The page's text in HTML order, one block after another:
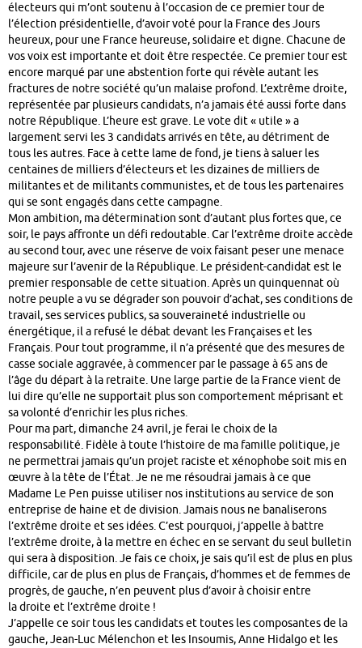
électeurs qui m’ont soutenu à l’occasion de ce premier tour de
l’élection présidentielle, d’avoir voté pour la France des Jours
heureux, pour une France heureuse, solidaire et digne. Chacune de
vos voix est importante et doit être respectée. Ce premier tour est
encore marqué par une abstention forte qui révèle autant les
fractures de notre société qu’un malaise profond. L’extrême droite,
représentée par plusieurs candidats, n’a jamais été aussi forte dans
notre République. L’heure est grave. Le vote dit « utile » a
largement servi les 3 candidats arrivés en tête, au détriment de
tous les autres. Face à cette lame de fond, je tiens à saluer les
centaines de milliers d’électeurs et les dizaines de milliers de
militantes et de militants communistes, et de tous les partenaires
qui se sont engagés dans cette campagne.
Mon ambition, ma détermination sont d’autant plus fortes que, ce
soir, le pays affronte un défi redoutable. Car l’extrême droite accède
au second tour, avec une réserve de voix faisant peser une menace
majeure sur l’avenir de la République. Le président-candidat est le
premier responsable de cette situation. Après un quinquennat où
notre peuple a vu se dégrader son pouvoir d’achat, ses conditions de
travail, ses services publics, sa souveraineté industrielle ou
énergétique, il a refusé le débat devant les Françaises et les
Français. Pour tout programme, il n’a présenté que des mesures de
casse sociale aggravée, à commencer par le passage à 65 ans de
l’âge du départ à la retraite. Une large partie de la France vient de
lui dire qu’elle ne supportait plus son comportement méprisant et
sa volonté d’enrichir les plus riches.
Pour ma part, dimanche 24 avril, je ferai le choix de la
responsabilité. Fidèle à toute l’histoire de ma famille politique, je
ne permettrai jamais qu’un projet raciste et xénophobe soit mis en
œuvre à la tête de l’État. Je ne me résoudrai jamais à ce que
Madame Le Pen puisse utiliser nos institutions au service de son
entreprise de haine et de division. Jamais nous ne banaliserons
l’extrême droite et ses idées. C’est pourquoi, j’appelle à battre
l’extrême droite, à la mettre en échec en se servant du seul bulletin
qui sera à disposition. Je fais ce choix, je sais qu’il est de plus en plus
difficile, car de plus en plus de Français, d’hommes et de femmes de
progrès, de gauche, n’en peuvent plus d’avoir à choisir entre
la droite et l’extrême droite !
J’appelle ce soir tous les candidats et toutes les composantes de la
gauche, Jean-Luc Mélenchon et les Insoumis, Anne Hidalgo et les